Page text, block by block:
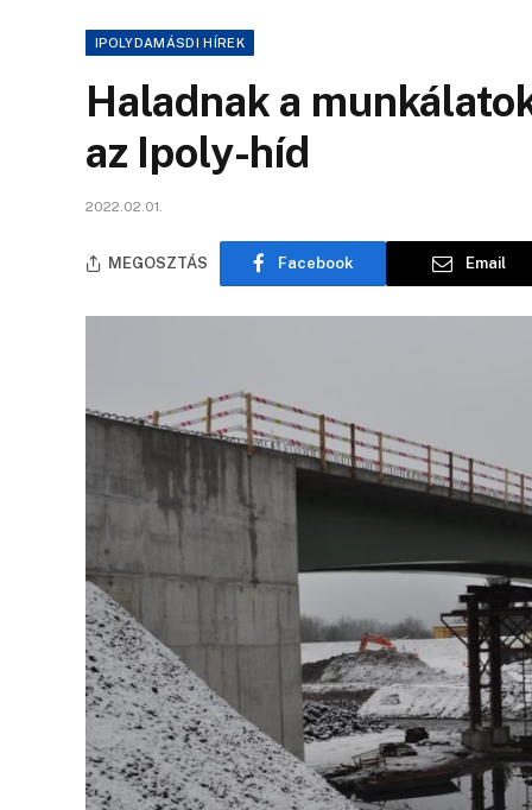
IPOLYDAMÁSDI HÍREK
Haladnak a
az Ipoly-híd
2022.02.01.
MEGOSZTÁS Facebook Email